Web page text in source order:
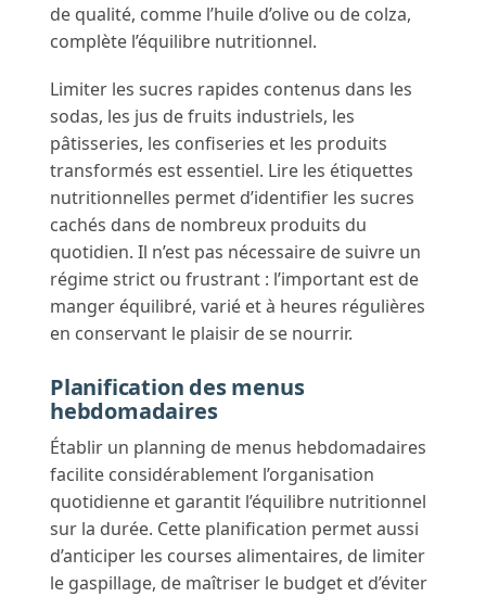
de qualité, comme l’huile d’olive ou de colza,
complète l’équilibre nutritionnel.
Limiter les sucres rapides contenus dans les
sodas, les jus de fruits industriels, les
pâtisseries, les confiseries et les produits
transformés est essentiel. Lire les étiquettes
nutritionnelles permet d’identifier les sucres
cachés dans de nombreux produits du
quotidien. Il n’est pas nécessaire de suivre un
régime strict ou frustrant : l’important est de
manger équilibré, varié et à heures régulières
en conservant le plaisir de se nourrir.
Planification des menus
hebdomadaires
Établir un planning de menus hebdomadaires
facilite considérablement l’organisation
quotidienne et garantit l’équilibre nutritionnel
sur la durée. Cette planification permet aussi
d’anticiper les courses alimentaires, de limiter
le gaspillage, de maîtriser le budget et d’éviter